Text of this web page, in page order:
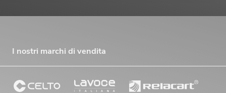
I nostri marchi di vendita